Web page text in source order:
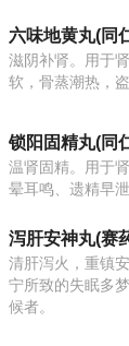
六味地黄丸(同
滋阴补肾。用于
软，骨蒸潮热，盗
锁阳固精丸(同
温肾固精。用于
晕耳鸣、遗精早泄
泻肝安神丸(赛
清肝泻火，重镇
宁所致的失眠多
候者。